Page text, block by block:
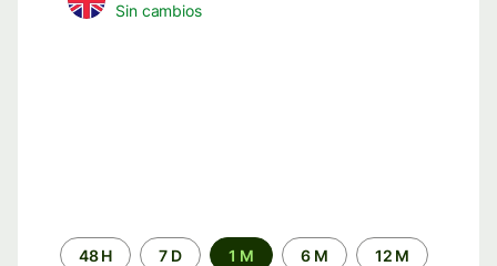
Sin cambios
Periodo48 H 7 D 1 M 6 M 12 M